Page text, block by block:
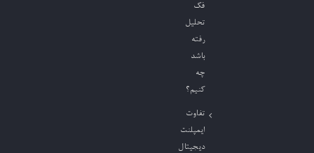
فک
تحلیل
رفته
باشد
چه
کنیم؟
تفاوت
ایمپلنت
دیجیتال